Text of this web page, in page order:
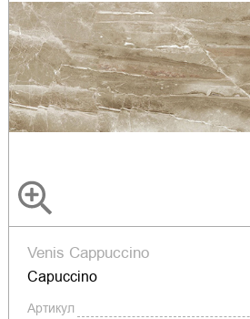
Venis Cappuccino
Capuccino
Артикул